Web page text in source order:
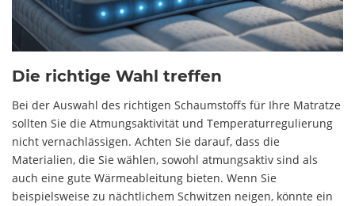
Die richtige Wahl treffen
Bei der Auswahl des richtigen Schaumstoffs für Ihre Matratze
sollten Sie die Atmungsaktivität und Temperaturregulierung
nicht vernachlässigen. Achten Sie darauf, dass die
Materialien, die Sie wählen, sowohl atmungsaktiv sind als
auch eine gute Wärmeableitung bieten. Wenn Sie
beispielsweise zu nächtlichem Schwitzen neigen, könnte ein